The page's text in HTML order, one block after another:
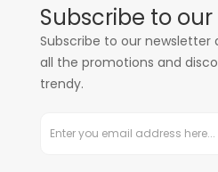
Subscribe to
Subscribe to our newsletter
all the promotions and
trendy.